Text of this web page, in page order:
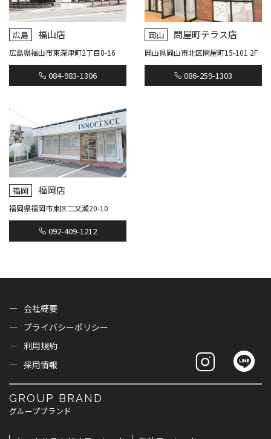
広島 福山店
広島県福山市東深津町2丁目8-16
084-983-1306
岡山 問屋町テラス店
岡山県岡山市北区問屋町15-101 2F
086-259-1303
福岡 福岡店
福岡県福岡市東区二又瀬20-10
092-409-1212
会社概要
プライバシーポリシー
利用規約
採用情報
GROUP BRAND
グループブランド